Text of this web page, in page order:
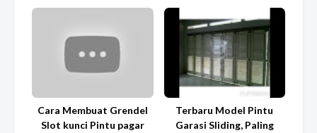
Cara Membuat Grendel
Slot kunci Pintu pagar
Terbaru Model Pintu
Garasi Sliding, Paling